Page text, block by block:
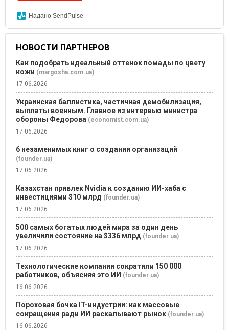
Надано SendPulse
НОВОСТИ ПАРТНЕРОВ
Как подобрать идеальный оттенок помады по цвету
кожи (margosha.com.ua)
17.06.2026
Украинская баллистика, частичная демобилизация,
выплаты военным. Главное из интервью министра
обороны Федорова (economist.com.ua)
17.06.2026
6 незаменимых книг о создании организаций
(founder.ua)
17.06.2026
Казахстан привлек Nvidia к созданию ИИ-хаба с
инвестициями $10 млрд (founder.ua)
17.06.2026
500 самых богатых людей мира за один день
увеличили состояние на $336 млрд (founder.ua)
17.06.2026
Технологические компании сократили 150 000
работников, объясняя это ИИ (founder.ua)
16.06.2026
Пороховая бочка IT-индустрии: как массовые
сокращения ради ИИ раскалывают рынок (founder.ua)
16.06.2026